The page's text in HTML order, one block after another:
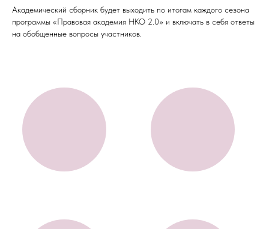
Академический сборник будет выходить по итогам каждого сезона
программы «Правовая академия НКО 2.0» и включать в себя ответы
на обобщенные вопросы участников.